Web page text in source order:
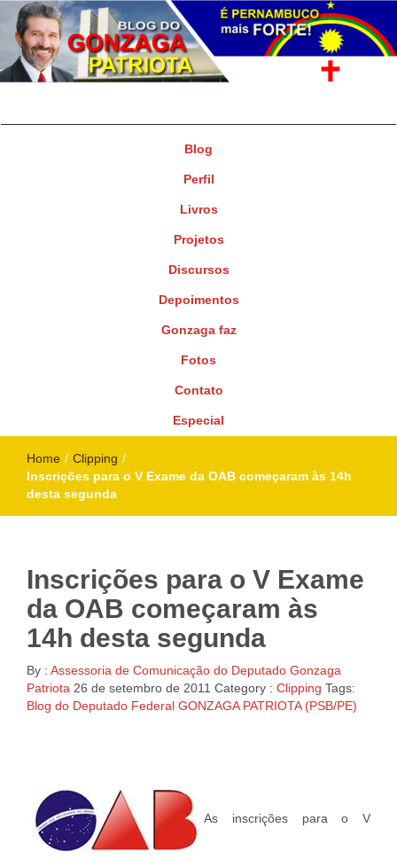
Blog
Perfil
Livros
Projetos
Discursos
Depoimentos
Gonzaga faz
Fotos
Contato
Especial
Home / Clipping /
Inscrições para o V Exame da OAB começaram às 14h
desta segunda
Inscrições para o V Exame
da OAB começaram às
14h desta segunda
By : Assessoria de Comunicação do Deputado Gonzaga
Patriota 26 de setembro de 2011 Category : Clipping Tags:
Blog do Deputado Federal GONZAGA PATRIOTA (PSB/PE)
As inscrições para o V